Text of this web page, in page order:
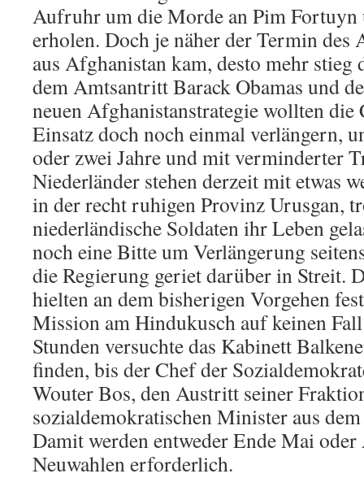
Aufruhr um die Morde an Pim Fortuyn
erholen. Doch je näher der Termin des
aus Afghanistan kam, desto mehr stieg
dem Amtsantritt Barack Obamas und
neuen Afghanistanstrategie wollten
Einsatz doch noch einmal verlängern,
oder zwei Jahre und mit verminderter
Niederländer stehen derzeit mit etwas
in der recht ruhigen Provinz Urusgan,
niederländische Soldaten ihr Leben
noch eine Bitte um Verlängerung
die Regierung geriet darüber in Streit.
hielten an dem bisherigen Vorgehen
Mission am Hindukusch auf keinen
Stunden versuchte das Kabinett
finden, bis der Chef der
Wouter Bos, den Austritt seiner
sozialdemokratischen Minister aus
Damit werden entweder Ende Mai
Neuwahlen erforderlich.